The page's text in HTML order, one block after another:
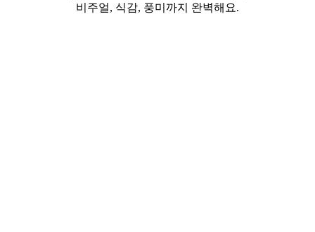
비주얼, 식감, 풍미까지 완벽해요.